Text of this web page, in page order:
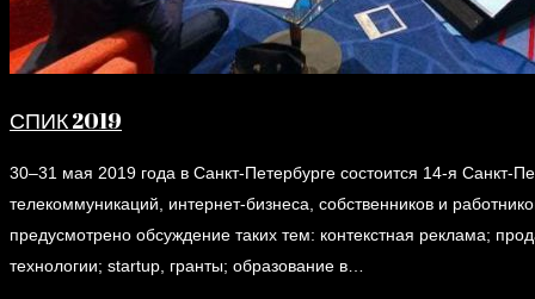
СПИК 2019
30–31 мая 2019 года в Санкт-Петербурге состоится 14-я Санкт-
телекоммуникаций, интернет-бизнеса, собственников и
предусмотрено обсуждение таких тем: контекстная реклама;
технологии; startup, гранты; образование в…